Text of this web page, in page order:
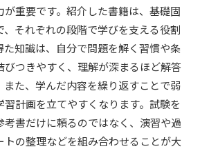
重要です。紹介した書籍は、基礎固
それぞれの段階で学びを支える役割
た知識は、自分で問題を解く習慣や条
つきやすく、理解が深まるほど解答
また、学んだ内容を繰り返すことで弱
習計画を立てやすくなります。試験を
書だけに頼るのではなく、演習や過
トの整理などを組み合わせることが大